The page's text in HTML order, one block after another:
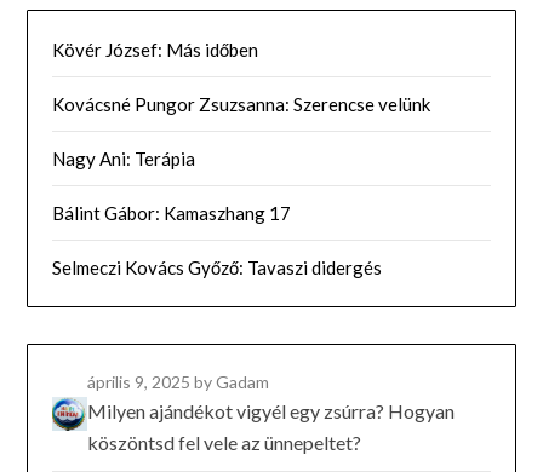
Kövér József: Más időben
Kovácsné Pungor Zsuzsanna: Szerencse velünk
Nagy Ani: Terápia
Bálint Gábor: Kamaszhang 17
Selmeczi Kovács Győző: Tavaszi didergés
április 9, 2025 by Gadam
Milyen ajándékot vigyél egy zsúrra? Hogyan
köszöntsd fel vele az ünnepeltet?